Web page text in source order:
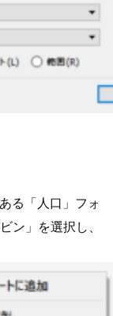
る「人口」フォ
」を選択し、